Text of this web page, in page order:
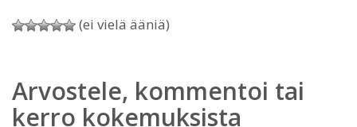
(ei vielä ääniä)
Arvostele, kommentoi tai
kerro kokemuksista